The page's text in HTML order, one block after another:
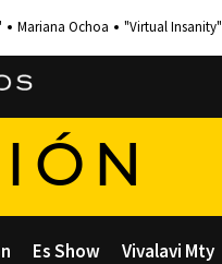
Mariana Ochoa "Virtual Insanity"
Es Show Vivalavi Mty